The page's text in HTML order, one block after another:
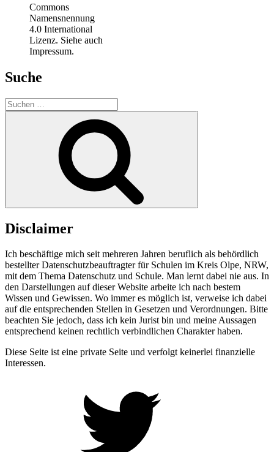
Commons
Namensnennung
4.0 International
Lizenz. Siehe auch
Impressum.
Suche
Suchen
nach:
Disclaimer
Ich beschäftige mich seit mehreren Jahren beruflich als behördlich
bestellter Datenschutzbeauftragter für Schulen im Kreis Olpe, NRW,
mit dem Thema Datenschutz und Schule. Man lernt dabei nie aus. In
den Darstellungen auf dieser Website arbeite ich nach bestem
Wissen und Gewissen. Wo immer es möglich ist, verweise ich dabei
auf die entsprechenden Stellen in Gesetzen und Verordnungen. Bitte
beachten Sie jedoch, dass ich kein Jurist bin und meine Aussagen
entsprechend keinen rechtlich verbindlichen Charakter haben.
Diese Seite ist eine private Seite und verfolgt keinerlei finanzielle
Interessen.